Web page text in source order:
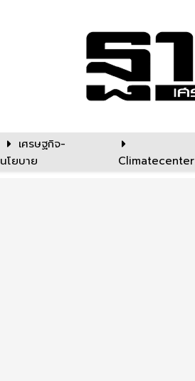
เศรษฐกิจ-
นโยบาย
Climatecenter